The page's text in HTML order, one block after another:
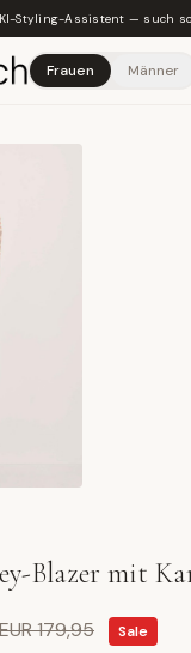
Styling-Assistent — such
Frauen Männer
Blazer mit
EUR 179,95 Sale